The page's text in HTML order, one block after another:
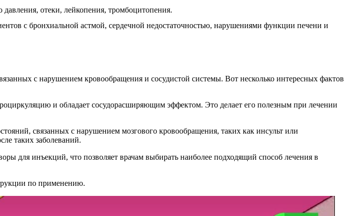
отеки, лейкопения, тромбоцитопения.
с бронхиальной астмой, сердечной недостаточностью, нарушениями функции печени и
с нарушением кровообращения и сосудистой системы. Вот несколько интересных фактов
и обладает сосудорасширяющим эффектом. Это делает его полезным при лечении
связанных с нарушением мозгового кровообращения, таких как инсульт или
таких заболеваний.
для инъекций, что позволяет врачам выбирать наиболее подходящий способ лечения в
по применению.